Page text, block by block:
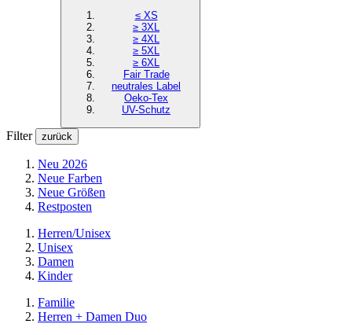
≤ XS
≥ 3XL
≥ 4XL
≥ 5XL
≥ 6XL
Fair Trade
neutrales Label
Oeko-Tex
UV-Schutz
Filter zurück
Neu 2026
Neue Farben
Neue Größen
Restposten
Herren/Unisex
Unisex
Damen
Kinder
Familie
Herren + Damen Duo